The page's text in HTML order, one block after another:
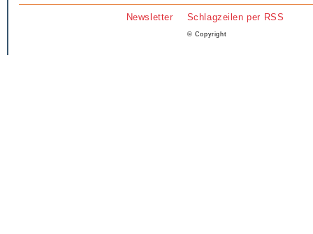
Newsletter Schlagzeilen per RSS
© Copyright